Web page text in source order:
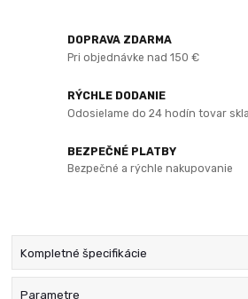
DOPRAVA ZDARMA
Pri objednávke nad 150 €
RÝCHLE DODANIE
Odosielame do 24 hodín tovar
BEZPEČNÉ PLATBY
Bezpečné a rýchle nakupovanie
Kompletné špecifikácie
Parametre